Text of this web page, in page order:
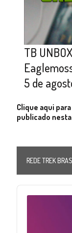
TB
5 de
Clique aqui
publicado
REDE TREK
Audio
Player